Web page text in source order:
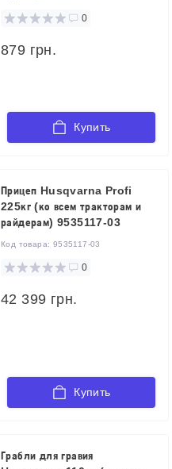
0
879 грн.
Купить
Прицеп Husqvarna Profi
225кг (ко всем тракторам и
райдерам) 9535117-03
Код товара: 9535117-03
0
42 399 грн.
Купить
Грабли для гравия